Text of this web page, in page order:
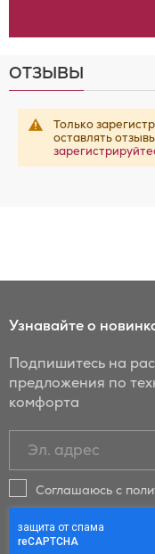
ОТЗЫВЫ
Только
оставлять
Узнавайте о
Подпишитесь на
предложения по
комфорта
новости
и
Бойрер:
Соглашаюсь с